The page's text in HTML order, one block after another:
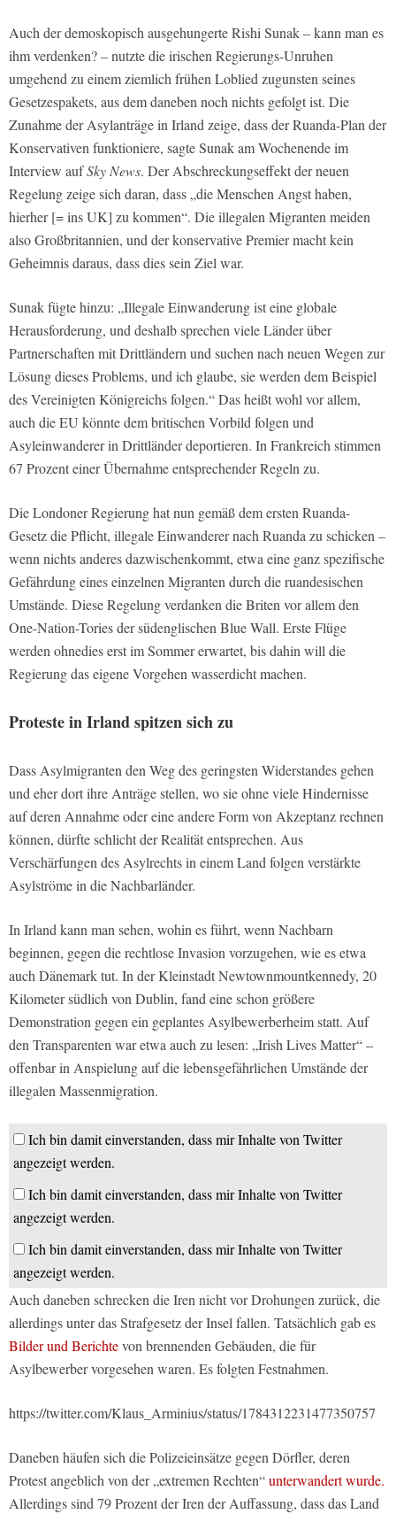
Auch der demoskopisch ausgehungerte Rishi Sunak – kann man es
ihm verdenken? – nutzte die irischen Regierungs-Unruhen
umgehend zu einem ziemlich frühen Loblied zugunsten seines
Gesetzespakets, aus dem daneben noch nichts gefolgt ist. Die
Zunahme der Asylanträge in Irland zeige, dass der Ruanda-Plan der
Konservativen funktioniere, sagte Sunak am Wochenende im
Interview aufSky News. Der Abschreckungseffekt der neuen
Regelung zeige sich daran, dass „die Menschen Angst haben,
hierher [= ins UK] zu kommen“. Die illegalen Migranten meiden
also Großbritannien, und der konservative Premier macht kein
Geheimnis daraus, dass dies sein Ziel war.
Sunak fügte hinzu: „Illegale Einwanderung ist eine globale
Herausforderung, und deshalb sprechen viele Länder über
Partnerschaften mit Drittländern und suchen nach neuen Wegen zur
Lösung dieses Problems, und ich glaube, sie werden dem Beispiel
des Vereinigten Königreichs folgen.“ Das heißt wohl vor allem,
auch die EU könnte dem britischen Vorbild folgen und
Asyleinwanderer in Drittländer deportieren. In Frankreich stimmen
67 Prozent einer Übernahme entsprechender Regeln zu.
Die Londoner Regierung hat nun gemäß dem ersten Ruanda-
Gesetz die Pflicht, illegale Einwanderer nach Ruanda zu schicken –
wenn nichts anderes dazwischenkommt, etwa eine ganz spezifische
Gefährdung eines einzelnen Migranten durch die ruandesischen
Umstände. Diese Regelung verdanken die Briten vor allem den
One-Nation-Tories der südenglischen Blue Wall. Erste Flüge
werden ohnedies erst im Sommer erwartet, bis dahin will die
Regierung das eigene Vorgehen wasserdicht machen.
Proteste in Irland spitzen sich zu
Dass Asylmigranten den Weg des geringsten Widerstandes gehen
und eher dort ihre Anträge stellen, wo sie ohne viele Hindernisse
auf deren Annahme oder eine andere Form von Akzeptanz rechnen
können, dürfte schlicht der Realität entsprechen. Aus
Verschärfungen des Asylrechts in einem Land folgen verstärkte
Asylströme in die Nachbarländer.
In Irland kann man sehen, wohin es führt, wenn Nachbarn
beginnen, gegen die rechtlose Invasion vorzugehen, wie es etwa
auch Dänemark tut. In der Kleinstadt Newtownmountkennedy, 20
Kilometer südlich von Dublin, fand eine schon größere
Demonstration gegen ein geplantes Asylbewerberheim statt. Auf
den Transparenten war etwa auch zu lesen: „Irish Lives Matter“ –
offenbar in Anspielung auf die lebensgefährlichen Umstände der
illegalen Massenmigration.
Ich bin damit einverstanden, dass mir Inhalte von Twitter
angezeigt werden.
Ich bin damit einverstanden, dass mir Inhalte von Twitter
angezeigt werden.
Ich bin damit einverstanden, dass mir Inhalte von Twitter
angezeigt werden.
Auch daneben schrecken die Iren nicht vor Drohungen zurück, die
allerdings unter das Strafgesetz der Insel fallen. Tatsächlich gab es
Bilder und Berichtevon brennenden Gebäuden, die für
Asylbewerber vorgesehen waren. Es folgten Festnahmen.
https://twitter.com/Klaus_Arminius/status/1784312231477350757
Daneben häufen sich die Polizeieinsätze gegen Dörfler, deren
Protest angeblich von der „extremen Rechten“unterwandert wurde.
Allerdings sind 79 Prozent der Iren der Auffassung, dass das Land